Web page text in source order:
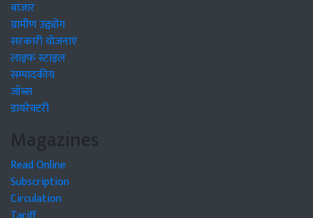
बाजार
ग्रामीण उद्द्योग
सरकारी योजनाएं
लाइफ स्टाइल
सम्पादकीय
जॉब्स
डायरेक्टरी
Magazines
Read Online
Subscription
Circulation